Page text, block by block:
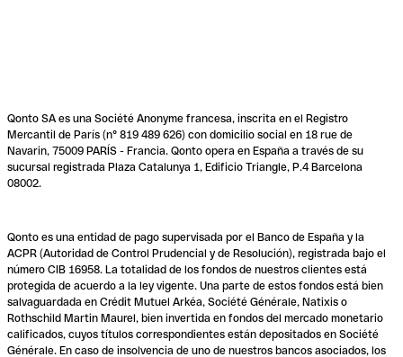
Qonto SA es una Société Anonyme francesa, inscrita en el Registro
Mercantil de París (n° 819 489 626) con domicilio social en 18 rue de
Navarin, 75009 PARÍS - Francia. Qonto opera en España a través de su
sucursal registrada Plaza Catalunya 1, Edificio Triangle, P.4 Barcelona
08002.
Qonto es una entidad de pago supervisada por el Banco de España y la
ACPR (Autoridad de Control Prudencial y de Resolución), registrada bajo el
número CIB 16958. La totalidad de los fondos de nuestros clientes está
protegida de acuerdo a la ley vigente. Una parte de estos fondos está bien
salvaguardada en Crédit Mutuel Arkéa, Société Générale, Natixis o
Rothschild Martin Maurel, bien invertida en fondos del mercado monetario
calificados, cuyos títulos correspondientes están depositados en Société
Générale. En caso de insolvencia de uno de nuestros bancos asociados, los